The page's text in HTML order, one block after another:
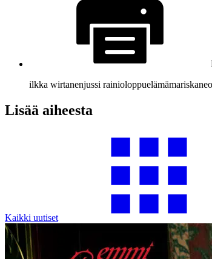
ilkka wirtanenjussi rainioloppuelämämariska
Lisää aiheesta
Kaikki uutiset